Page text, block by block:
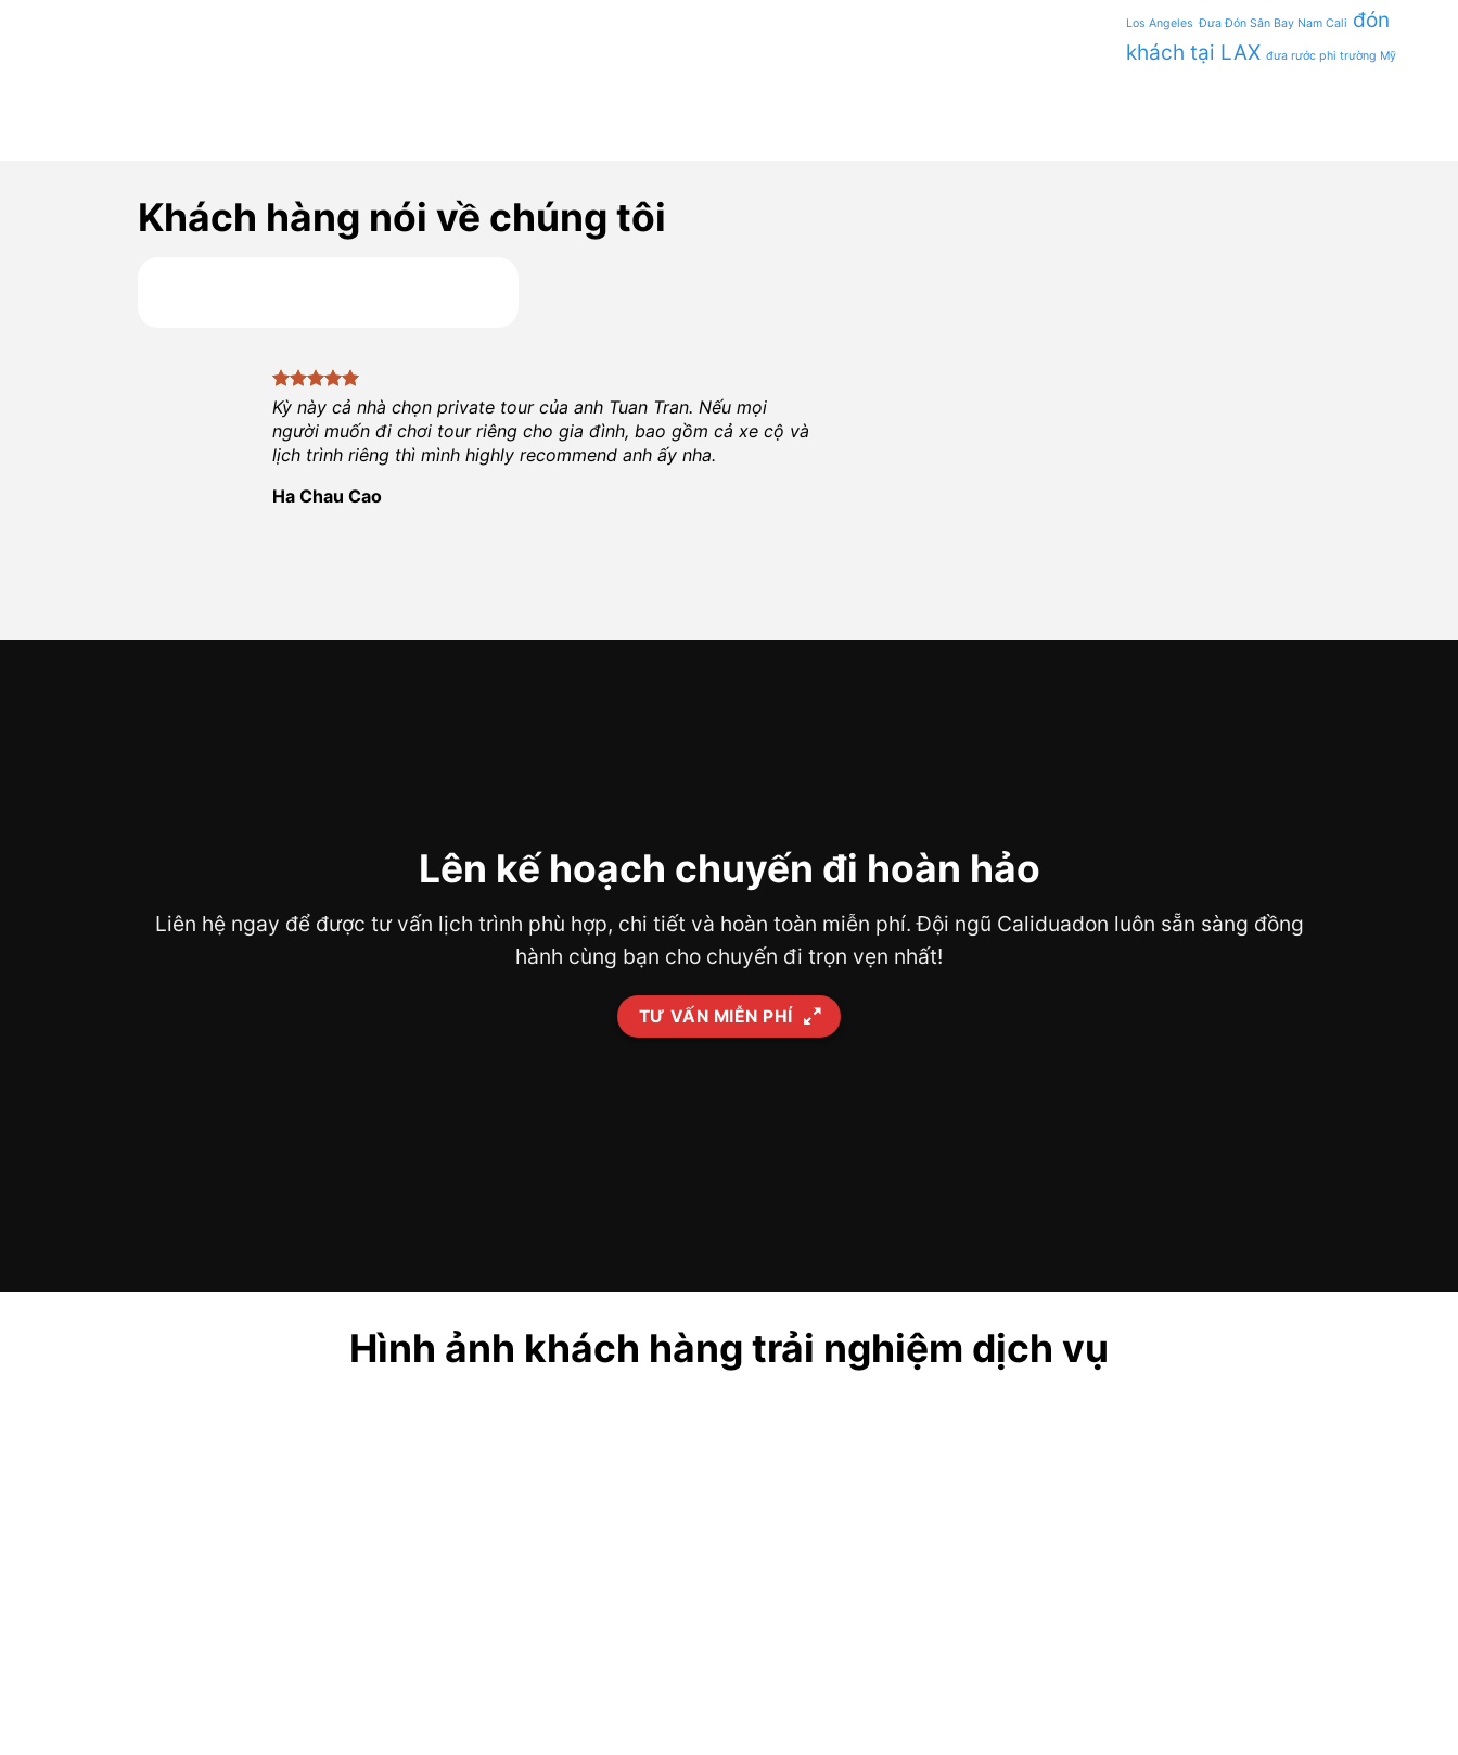
Los Angeles Đưa Đón Sân Bay Nam Cali đón
khách tại LAX đưa rước phi trường Mỹ
Khách hàng nói về chúng tôi
Kỳ này cả nhà chọn private tour của anh Tuan Tran. Nếu mọi
người muốn đi chơi tour riêng cho gia đình, bao gồm cả xe cộ và
lịch trình riêng thì mình highly recommend anh ấy nha.
Ha Chau Cao
Lên kế hoạch chuyến đi hoàn hảo
Liên hệ ngay để được tư vấn lịch trình phù hợp, chi tiết và hoàn toàn miễn phí. Đội ngũ Caliduadon luôn sẵn sàng đồng
hành cùng bạn cho chuyến đi trọn vẹn nhất!
TƯ VẤN MIỄN PHÍ
Hình ảnh khách hàng trải nghiệm dịch vụ